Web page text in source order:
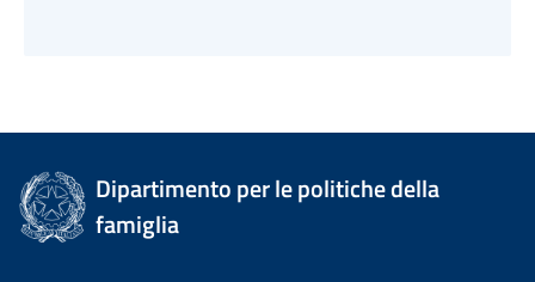
Dipartimento per le politiche della
famiglia